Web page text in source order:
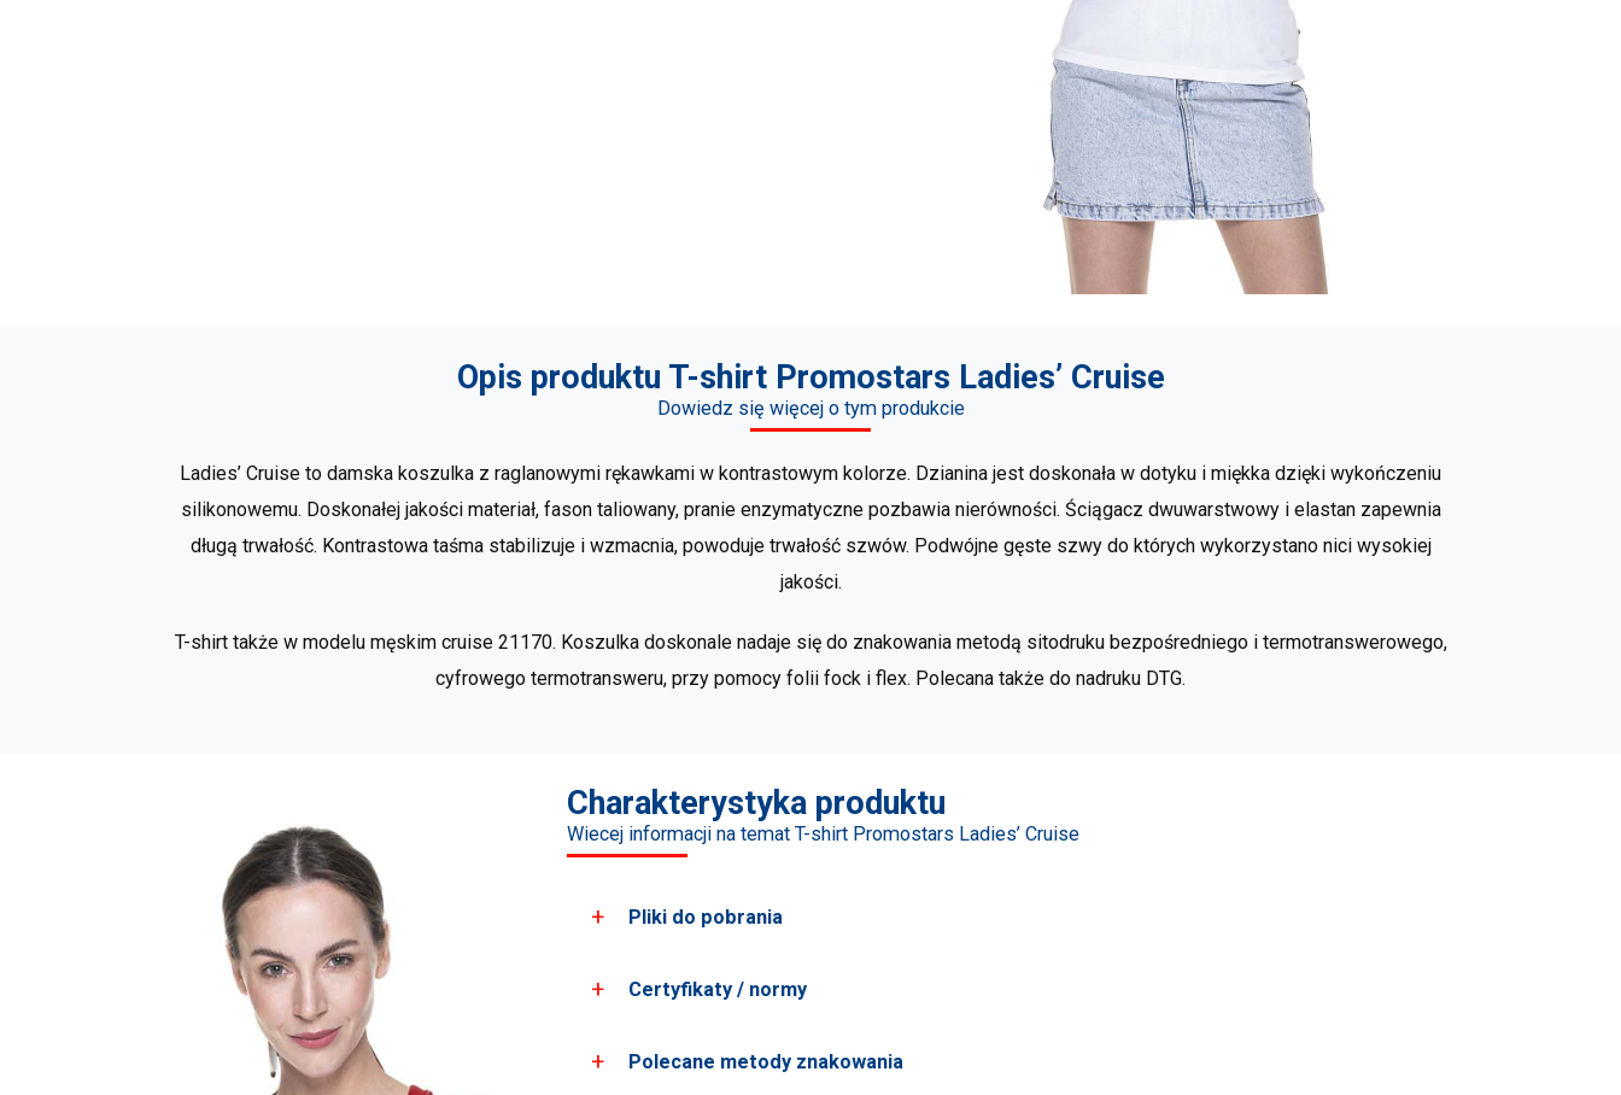
Opis produktu T-shirt Promostars Ladies’ Cruise
Dowiedz się więcej o tym produkcie
Ladies’ Cruise to damska koszulka z raglanowymi rękawkami w kontrastowym kolorze. Dzianina jest doskonała w dotyku i miękka dzięki wykończeniu
silikonowemu. Doskonałej jakości materiał, fason taliowany, pranie enzymatyczne pozbawia nierówności. Ściągacz dwuwarstwowy i elastan zapewnia
długą trwałość. Kontrastowa taśma stabilizuje i wzmacnia, powoduje trwałość szwów. Podwójne gęste szwy do których wykorzystano nici wysokiej
jakości.
T-shirt także w modelu męskim cruise 21170. Koszulka doskonale nadaje się do znakowania metodą sitodruku bezpośredniego i termotranswerowego,
cyfrowego termotransweru, przy pomocy folii fock i flex. Polecana także do nadruku DTG.
Charakterystyka produktu
Wiecej informacji na temat T-shirt Promostars Ladies’ Cruise
Pliki do pobrania
Pobierz wszystkie zdjęcia produktu
Certyfikaty / normy
Standard 100 by Oeko-Tex
Polecane metody znakowania